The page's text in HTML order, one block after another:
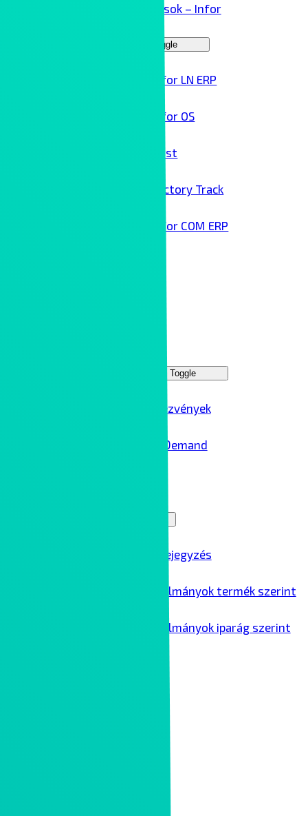
ERP megoldások – Infor
Menu Toggle
Infor LN ERP
Infor OS
Birst
Factory Track
Infor COM ERP
Menu Toggle
Ipar 4.0 rendezvények
Ipar 4.0 – On Demand
Összes blogbejegyzés
Ipari esettanulmányok termék szerint
Ipari esettanulmányok iparág szerint